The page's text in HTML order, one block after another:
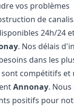
vos problèmes
de
24h/24
. Nos délais
dans les
compétitifs et
Annonay.
positifs pour